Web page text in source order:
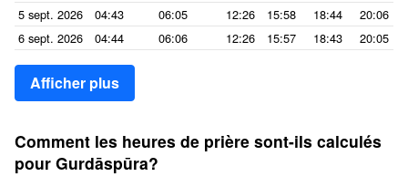
5 sept. 2026
04:43 06:05 12:26 15:58 18:44
20:06
6 sept. 2026
04:44 06:06 12:26 15:57 18:43 20:05
Afficher plus
Comment les heures de prière sont-ils calculés
pour Gurdāspūra?